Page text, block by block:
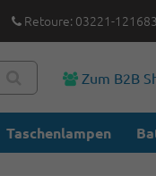
Retoure: 03221-
Zum B2B
Taschenlampen